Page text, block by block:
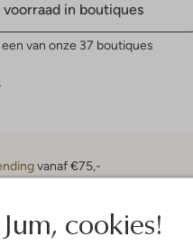
Jum, cookies!
voorraad in boutiques
van onze 37 boutiques
vanaf €75,-
met Klarna